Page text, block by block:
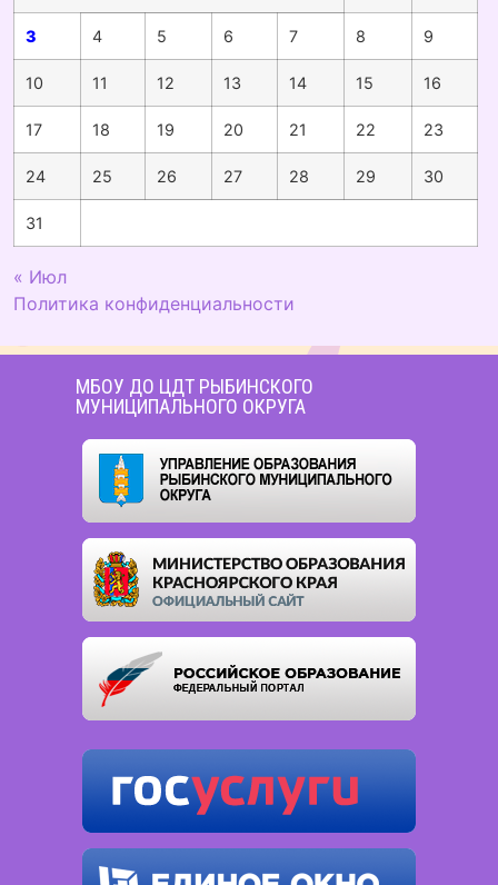
3 4 5 6 7 8 9
10 11 12 13 14 15 16
17 18 19 20 21 22 23
24 25 26 27 28 29 30
31
« Июл
Политика конфиденциальности
МБОУ ДО ЦДТ РЫБИНСКОГО
МУНИЦИПАЛЬНОГО ОКРУГА